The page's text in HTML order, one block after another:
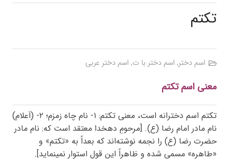
تکتم
اسم دختر, اسم دختر با ت, اسم دختر عربی
معنی اسم تکتم
تکتم اسم دخترانه است، معنی تکتم: ۱- نام چاه زمزم؛ ۲- (اَعلام)
نام مادر امام رضا (ع). [مرحومِ دهخدا معتقد است که: نام مادر
حضرت رضا (ع) را نجمه نوشته‌اند که بعداً به «تکتم» و
«طاهره» مسمی شده و ظاهراً این قول استوار نمینماید].